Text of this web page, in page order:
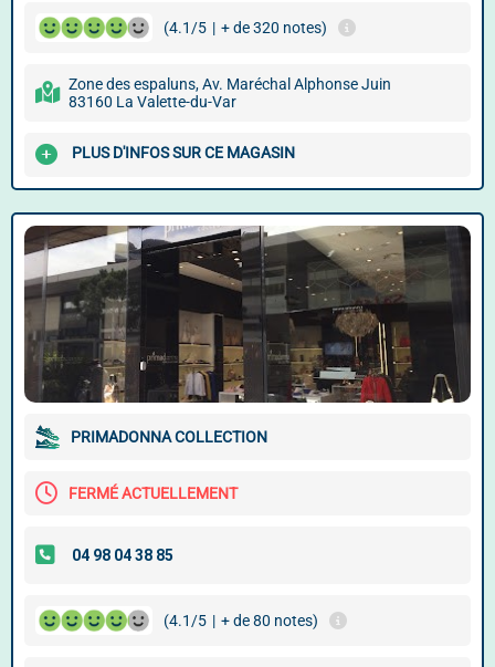
(4.1/5 | + de 320 notes)
Zone des espaluns, Av. Maréchal Alphonse Juin
83160 La Valette-du-Var
PLUS D'INFOS SUR CE MAGASIN
PRIMADONNA COLLECTION
FERMÉ ACTUELLEMENT
(4.1/5 | + de 80 notes)